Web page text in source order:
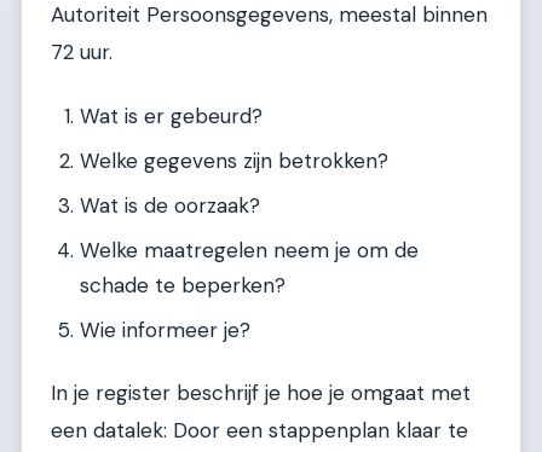
Autoriteit Persoonsgegevens, meestal binnen
72 uur.
Wat is er gebeurd?
Welke gegevens zijn betrokken?
Wat is de oorzaak?
Welke maatregelen neem je om de
schade te beperken?
Wie informeer je?
In je register beschrijf je hoe je omgaat met
een datalek: Door een stappenplan klaar te